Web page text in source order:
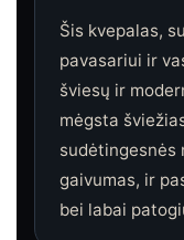
Šis kvepalas,
pavasariui ir
šviesų ir
mėgsta
sudėtingesnės
gaivumas, ir
bei labai